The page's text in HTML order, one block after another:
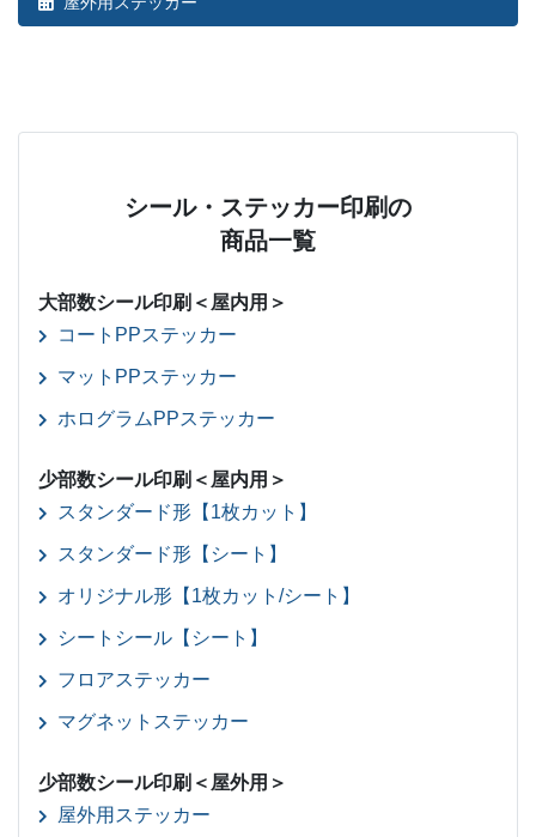
シール・ステッカー印刷の
商品一覧
大部数シール印刷＜屋内用＞
コートPPステッカー
マットPPステッカー
ホログラムPPステッカー
少部数シール印刷＜屋内用＞
スタンダード形【1枚カット】
スタンダード形【シート】
オリジナル形【1枚カット/シート】
シートシール【シート】
フロアステッカー
マグネットステッカー
少部数シール印刷＜屋外用＞
屋外用ステッカー